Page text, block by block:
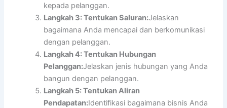
kepada pelanggan.
Langkah 3: Tentukan Saluran:Jelaskan
bagaimana Anda mencapai dan berkomunikasi
dengan pelanggan.
Langkah 4: Tentukan Hubungan
Pelanggan:Jelaskan jenis hubungan yang Anda
bangun dengan pelanggan.
Langkah 5: Tentukan Aliran
Pendapatan:Identifikasi bagaimana bisnis Anda